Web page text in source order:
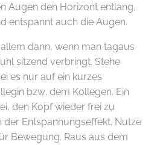
Augen den Horizont entlang.
entspannt auch die Augen.
dann, wenn man tagaus
sitzend verbringt. Stehe
es nur auf ein kurzes
bzw. dem Kollegen. Ein
den Kopf wieder frei zu
der Entspannungseffekt. Nutze
Bewegung. Raus aus dem